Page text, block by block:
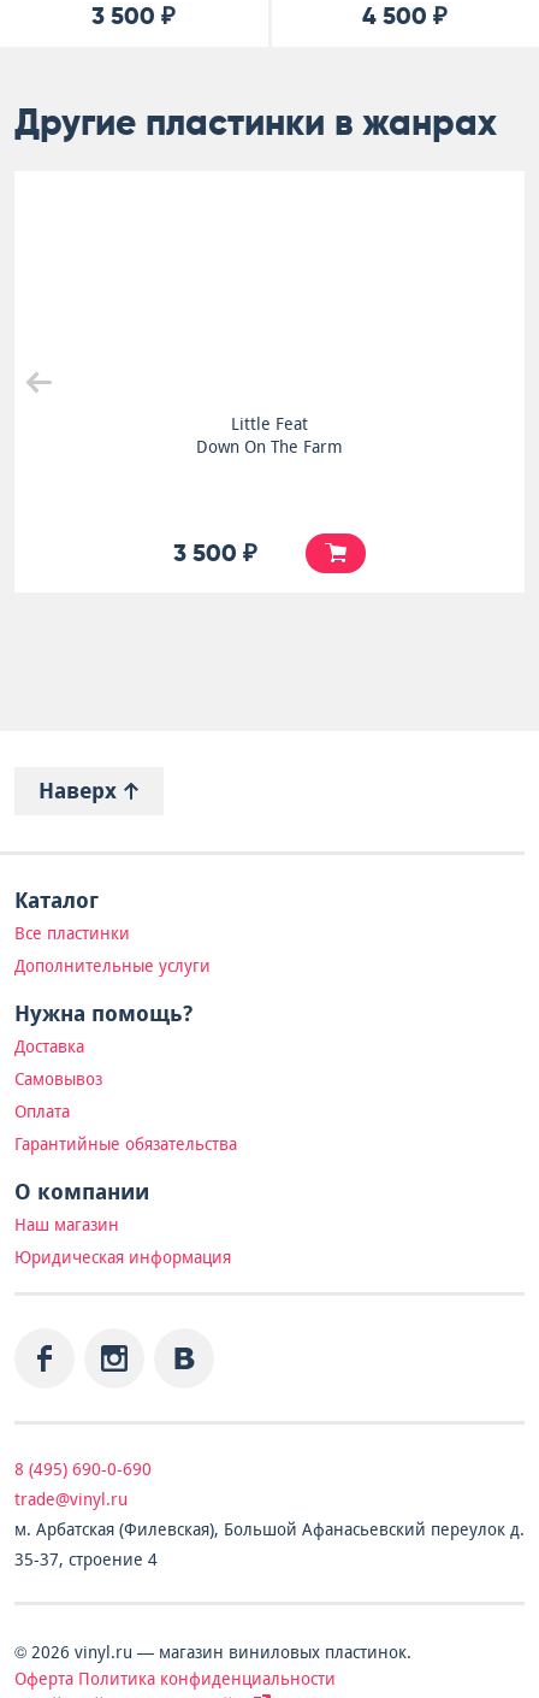
3 500 ₽ 4 500 ₽
Другие пластинки в жанрах
Little Feat
Down On The Farm
3 500 ₽
Наверх
Каталог
Все пластинки
Дополнительные услуги
Нужна помощь?
Доставка
Самовывоз
Оплата
Гарантийные обязательства
О компании
Наш магазин
Юридическая информация
8 (495) 690-0-690
trade@vinyl.ru
м. Арбатская (Филевская), Большой Афанасьевский переулок д.
35-37, строение 4
© 2026 vinyl.ru — магазин виниловых пластинок.
Оферта Политика конфиденциальности